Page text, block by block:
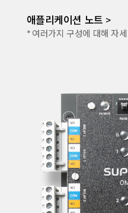
애플리케이션 노트 >
* 여러가지 구성에 대해 자